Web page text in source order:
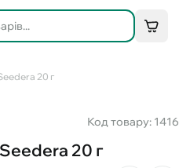
20 г
Код товару: 1416
20 г